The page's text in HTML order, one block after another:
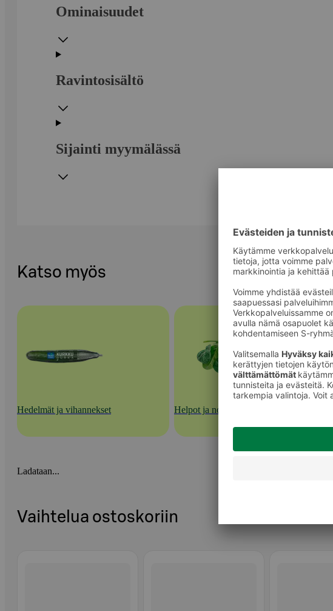
Ominaisuudet
Ravintosisältö
Sijainti myymälässä
Katso myös
Hedelmät ja vihannekset Helpot ja nopeat kasvisratkaisut
Ladataan...
Vaihtelua ostoskoriin